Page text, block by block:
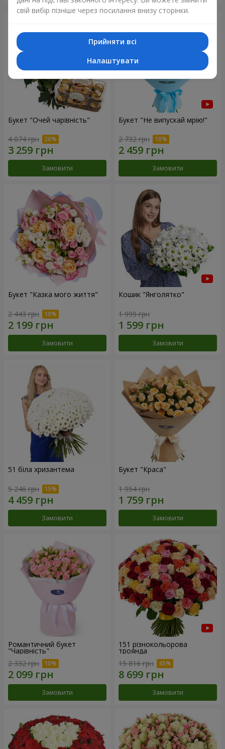
Букет "Очей чарівність"
4 074 грн
Замовити
Букет "Не випускай мрію!"
2 732 грн
Замовити
Букет "Казка мого життя"
2 443 грн
Замовити
Кошик "Янголятко"
1 999 грн
Замовити
51 біла хризантема
5 246 грн
Замовити
Букет "Краса"
1 954 грн
Замовити
Романтичний букет
"Чарівність"
2 332 грн
Замовити
151 різнокольорова
троянда
15 816 грн
Замовити
свій вибір пізніше через посилання внизу сторінки.
Прийняти всі
Налаштувати